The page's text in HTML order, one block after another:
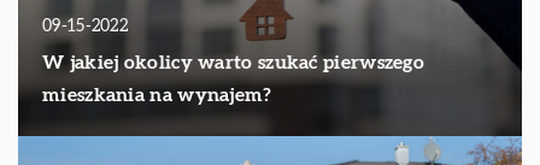
09-15-2022
W jakiej okolicy warto szukać pierwszego
mieszkania na wynajem?